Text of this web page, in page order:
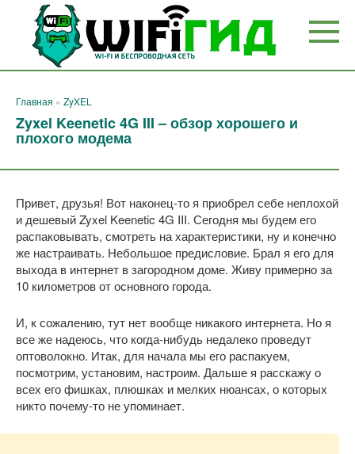
Перейти
контенту
Главная » ZyXEL
Zyxel Keenetic 4G III – обзор хорошего и
плохого модема
Привет, друзья! Вот наконец-то я приобрел себе неплохой
и дешевый Zyxel Keenetic 4G III. Сегодня мы будем его
распаковывать, смотреть на характеристики, ну и конечно
же настраивать. Небольшое предисловие. Брал я его для
выхода в интернет в загородном доме. Живу примерно за
10 километров от основного города.
И, к сожалению, тут нет вообще никакого интернета. Но я
все же надеюсь, что когда-нибудь недалеко проведут
оптоволокно. Итак, для начала мы его распакуем,
посмотрим, установим, настроим. Дальше я расскажу о
всех его фишках, плюшках и мелких нюансах, о которых
никто почему-то не упоминает.